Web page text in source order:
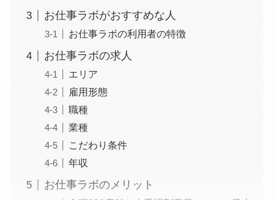
お仕事ラボがおすすめな人
お仕事ラボの利用者の特徴
お仕事ラボの求人
エリア
雇用形態
職種
業種
こだわり条件
年収
お仕事ラボのメリット